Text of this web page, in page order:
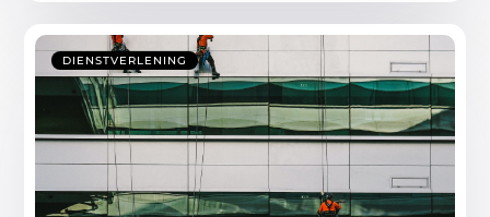
DIENSTVERLENING